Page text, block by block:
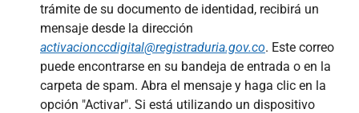
trámite de su documento de identidad, recibirá un
mensaje desde la dirección
activacionccdigital@registraduria.gov.co. Este correo
puede encontrarse en su bandeja de entrada o en la
carpeta de spam. Abra el mensaje y haga clic en la
opción "Activar". Si está utilizando un dispositivo